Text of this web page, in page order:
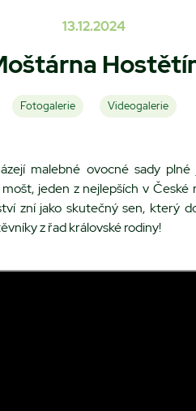
13.12.2024
Fotogalerie Videogalerie
malebné ovocné sady
jeden z nejlepších v České
zní jako skutečný sen, který
z řad královské rodiny!